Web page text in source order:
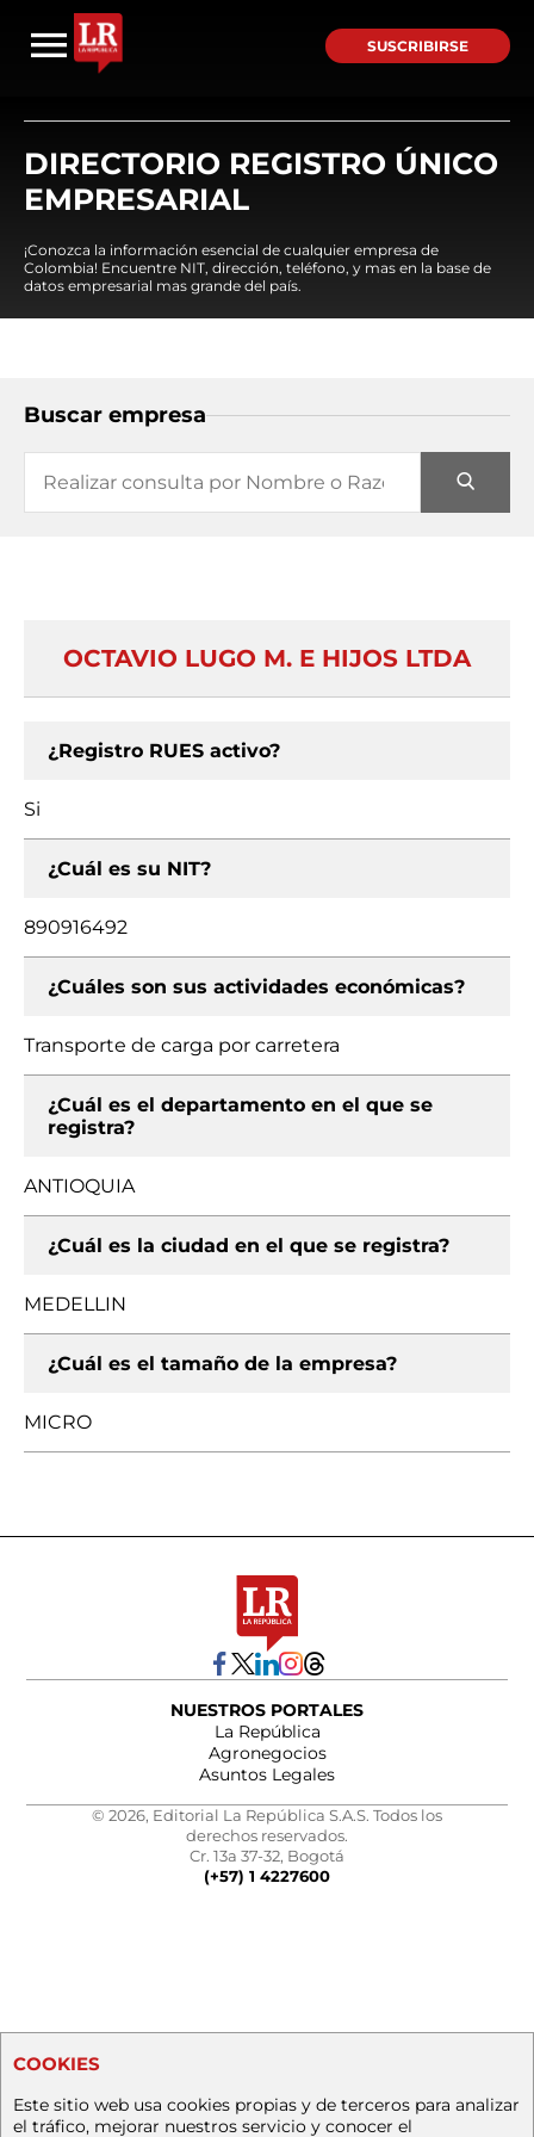
SUSCRIBIRSE
DIRECTORIO REGISTRO ÚNICO
EMPRESARIAL
¡Conozca la información esencial de cualquier empresa de
Colombia! Encuentre NIT, dirección, teléfono, y mas en la base de
datos empresarial mas grande del país.
Buscar empresa
OCTAVIO LUGO M. E HIJOS LTDA
¿Registro RUES activo?
Si
¿Cuál es su NIT?
890916492
¿Cuáles son sus actividades económicas?
Transporte de carga por carretera
¿Cuál es el departamento en el que se
registra?
ANTIOQUIA
¿Cuál es la ciudad en el que se registra?
MEDELLIN
¿Cuál es el tamaño de la empresa?
MICRO
NUESTROS PORTALES
La República
Agronegocios
Asuntos Legales
© 2026, Editorial La República S.A.S. Todos los
derechos reservados.
Cr. 13a 37-32, Bogotá
(+57) 1 4227600
COOKIES
Este sitio web usa cookies propias y de terceros para analizar
el tráfico, mejorar nuestros servicio y conocer el